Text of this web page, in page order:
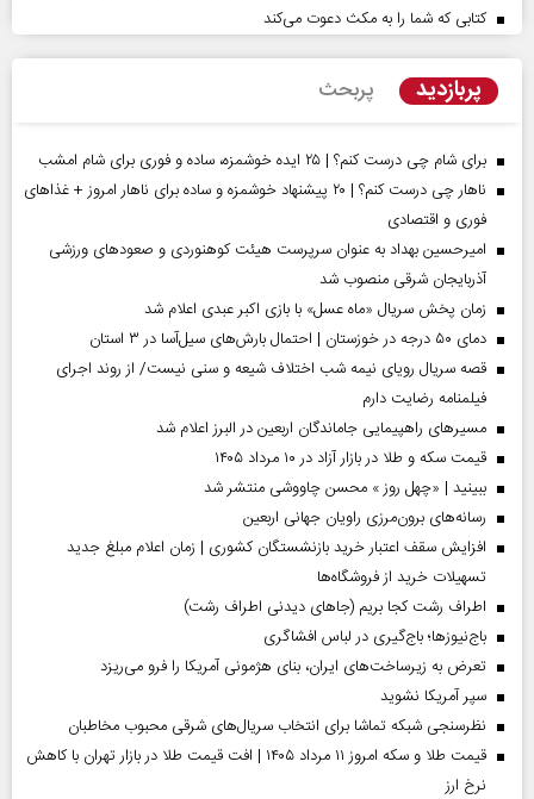
کتابی که شما را به مکث دعوت می‌کند
پربازدید پربحث
برای شام چی درست کنم؟ | ۲۵ ایده خوشمزه، ساده و فوری برای شام امشب
ناهار چی درست کنم؟ | ۲۰ پیشنهاد خوشمزه و ساده برای ناهار امروز + غذاهای
فوری و اقتصادی
امیرحسین بهداد به عنوان سرپرست هیئت کوهنوردی و صعودهای ورزشی
آذربایجان شرقی منصوب شد
زمان پخش سریال «ماه عسل» با بازی اکبر عبدی اعلام شد
دمای ۵۰ درجه در خوزستان | احتمال بارش‌های سیل‌آسا در ۳ استان
قصه سریال رویای نیمه شب اختلاف شیعه و سنی نیست/ از روند اجرای
فیلمنامه رضایت دارم
مسیر‌های راهپیمایی جاماندگان اربعین در البرز اعلام شد
قیمت سکه و طلا در بازار آزاد در ۱۰ مرداد ۱۴۰۵
ببینید | «چهل روز » محسن چاووشی منتشر شد
رسانه‌های برون‌مرزی راویان جهانی اربعین
افزایش سقف اعتبار خرید بازنشستگان کشوری | زمان اعلام مبلغ جدید
تسهیلات خرید از فروشگاه‌ها
اطراف رشت کجا بریم (جاهای دیدنی اطراف رشت)
باج‌نیوزها؛ باج‌گیری در لباس افشاگری
تعرض به زیرساخت‌های ایران، بنای هژمونی آمریکا را فرو می‌ریزد
سپر آمریکا نشوید
نظرسنجی شبکه تماشا برای انتخاب سریال‌های شرقی محبوب مخاطبان
قیمت طلا و سکه امروز ۱۱ مرداد ۱۴۰۵ | افت قیمت طلا در بازار تهران با کاهش
نرخ ارز